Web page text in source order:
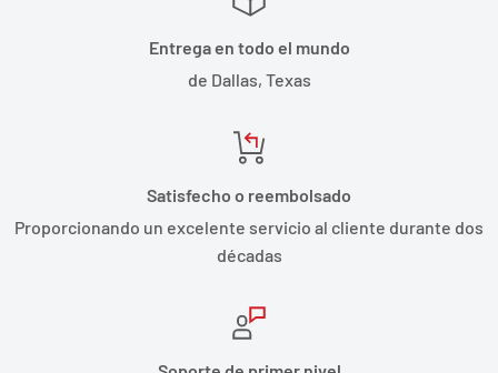
Entrega en todo el mundo
de Dallas, Texas
Satisfecho o reembolsado
Proporcionando un excelente servicio al cliente durante dos
décadas